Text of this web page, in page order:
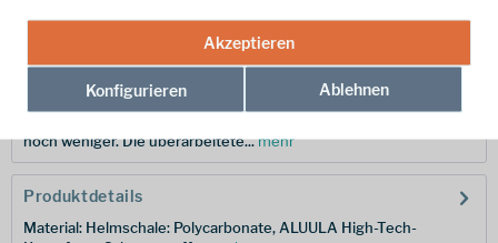
Hersteller-Nr.: BD6200081006S_M1
Beschreibung
noch weniger. Die überarbeitete...mehr
Produktdetails
Material: Helmschale: Polycarbonate, ALUULA High-Tech-
Akzeptieren
Konfigurieren Ablehnen